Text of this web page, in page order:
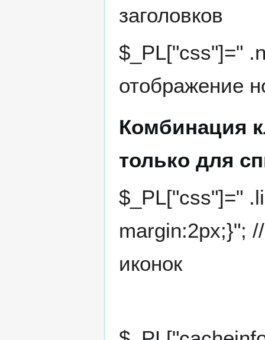
заголовков
$_PL["css"]="
отображение
Комбинация
только для
$_PL["css"]="
margin:2px;}";
иконок